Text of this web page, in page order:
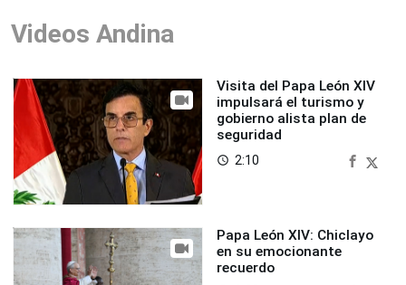
Videos Andina
Visita del Papa León XIV
impulsará el turismo y
gobierno alista plan de
seguridad
access_time 2:10
Papa León XIV: Chiclayo
en su emocionante
recuerdo